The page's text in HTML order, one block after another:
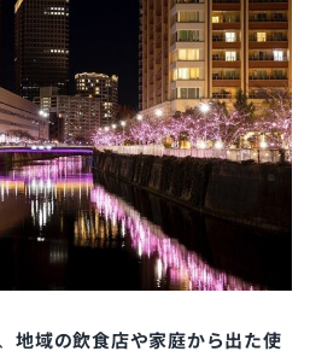
地域の飲食店や家庭から出た使